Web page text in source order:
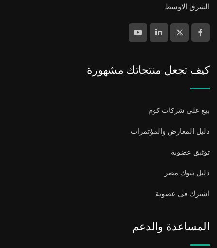
الشرق الاوسط.
كيف تجعل منتجاتك مشهورة
بيع على شركات كوم
دليل المعارض والمؤتمرات
توثيق عضوية
دليل بنوك مصر
اشترك فى عضوية
المساعدة والدعم